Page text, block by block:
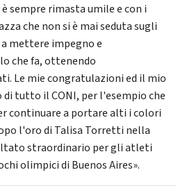
sempre rimasta umile e con i
che non si è mai seduta sugli
mettere impegno e
che fa, ottenendo
Le mie congratulazioni ed il mio
di tutto il CONI, per l'esempio che
continuare a portare alti i colori
l'oro di Talisa Torretti nella
straordinario per gli atleti
olimpici di Buenos Aires».